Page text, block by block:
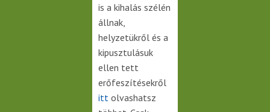
is a kihalás szélén
állnak,
helyzetükről és a
kipusztulásuk
ellen tett
erőfeszítésekről
itt olvashatsz